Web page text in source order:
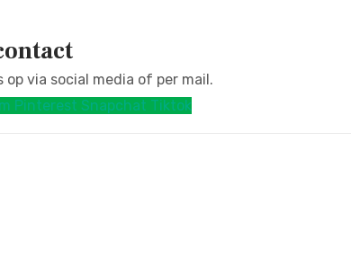
via social media of per mail.
Pinterest Snapchat Tiktok